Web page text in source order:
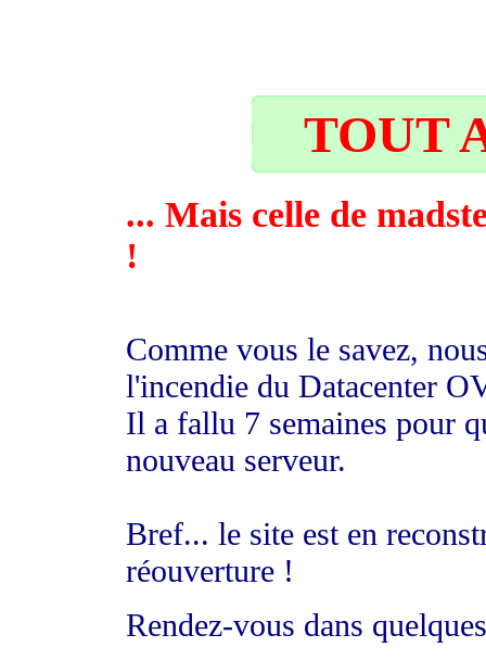
TOUT
... Mais celle de
!
Comme vous le savez,
l'incendie du Datacenter
Il a fallu 7 semaines pour
nouveau serveur.
Bref... le site est en
réouverture !
Rendez-vous dans